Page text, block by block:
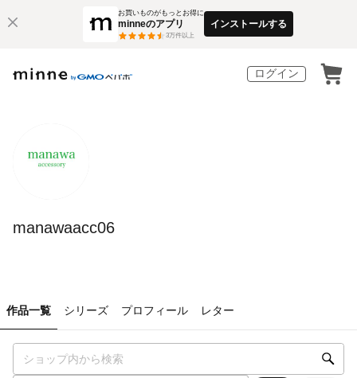
お買いものがもっとお得に
minneのアプリ
3万件以上
インストールする
ログイン
manawaacc06
作品一覧 シリーズ プロフィール レター